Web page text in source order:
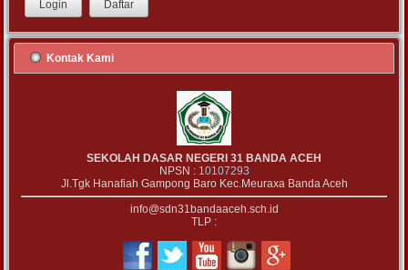
Kontak Kami
SEKOLAH DASAR NEGERI 31 BANDA ACEH
NPSN : 10107293
Jl.Tgk Hanafiah Gampong Baro Kec.Meuraxa Banda Aceh
info@sdn31bandaaceh.sch.id
TLP :